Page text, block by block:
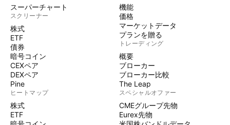
スーパーチャート
スクリーナー
株式
ETF
債券
暗号コイン
CEXペア
DEXペア
Pine
ヒートマップ
株式
ETF
機能
価格
マーケットデータ
プランを贈る
トレーディング
概要
ブローカー
ブローカー比較
The Leap
スペシャルオファー
CMEグループ先物
Eurex先物